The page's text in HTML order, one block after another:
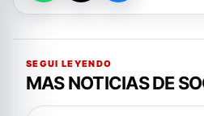
SEGUI LEYENDO
MAS NOTICIAS DE